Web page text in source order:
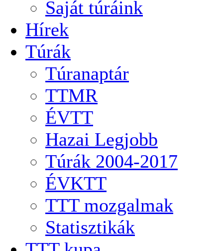
Saját túráink
Hírek
Túrák
Túranaptár
TTMR
ÉVTT
Hazai Legjobb
Túrák 2004-2017
ÉVKTT
TTT mozgalmak
Statisztikák